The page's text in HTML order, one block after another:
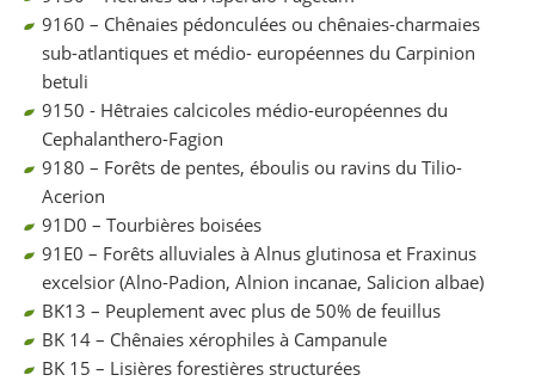
9160 – Chênaies pédonculées ou chênaies-charmaies
sub-atlantiques et médio- européennes du Carpinion
betuli
9150 - Hêtraies calcicoles médio-européennes du
Cephalanthero-Fagion
9180 – Forêts de pentes, éboulis ou ravins du Tilio-
Acerion
91D0 – Tourbières boisées
91E0 – Forêts alluviales à Alnus glutinosa et Fraxinus
excelsior (Alno-Padion, Alnion incanae, Salicion albae)
BK13 – Peuplement avec plus de 50% de feuillus
BK 14 – Chênaies xérophiles à Campanule
BK 15 – Lisières forestières structurées